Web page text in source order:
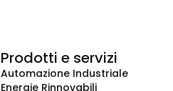
Prodotti e servizi
Automazione Industriale
Energie Rinnovabili